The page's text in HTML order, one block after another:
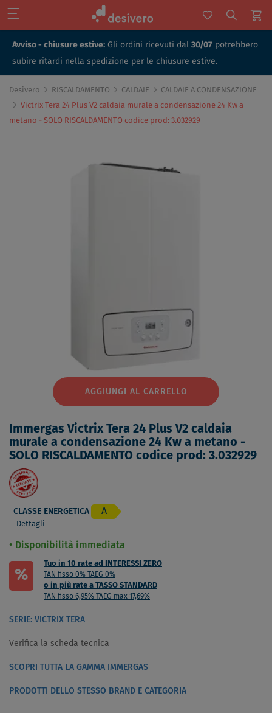
Avviso - chiusure estive: Gli ordini ricevuti dal 30/07 potrebbero
subire ritardi nella spedizione per le chiusure estive.
Desivero RISCALDAMENTO CALDAIE
CALDAIE A CONDENSAZIONE
Victrix Tera 24 Plus V2 caldaia murale a condensazione 24 Kw a
metano - SOLO RISCALDAMENTO codice prod: 3.032929
AGGIUNGI AL CARRELLO
Immergas Victrix Tera 24 Plus V2 caldaia
murale a condensazione 24 Kw a metano -
SOLO RISCALDAMENTO codice prod: 3.032929
CLASSE ENERGETICA A
Dettagli
Disponibilità immediata
%
Tuo in 10 rate ad INTERESSI ZERO
TAN fisso 0% TAEG 0%
o in più rate a TASSO STANDARD
TAN fisso 6,95% TAEG max 17,69%
SERIE: VICTRIX TERA
Verifica la scheda tecnica
SCOPRI TUTTA LA GAMMA IMMERGAS
PRODOTTI DELLO STESSO BRAND E CATEGORIA